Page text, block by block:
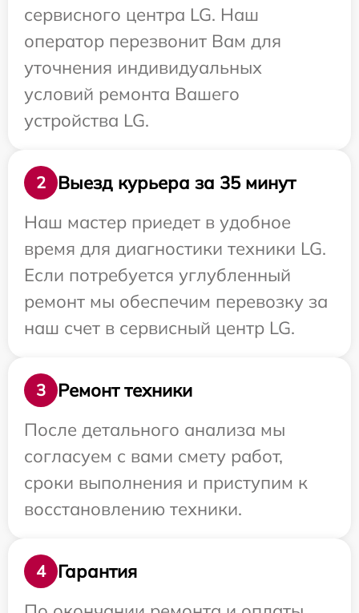
сервисного центра LG. Наш
оператор перезвонит Вам для
уточнения индивидуальных
условий ремонта Вашего
устройства LG.
2
Выезд курьера за 35 минут
Наш мастер приедет в удобное
время для диагностики техники LG.
Если потребуется углубленный
ремонт мы обеспечим перевозку за
наш счет в сервисный центр LG.
3
Ремонт техники
После детального анализа мы
согласуем с вами смету работ,
сроки выполнения и приступим к
восстановлению техники.
4
Гарантия